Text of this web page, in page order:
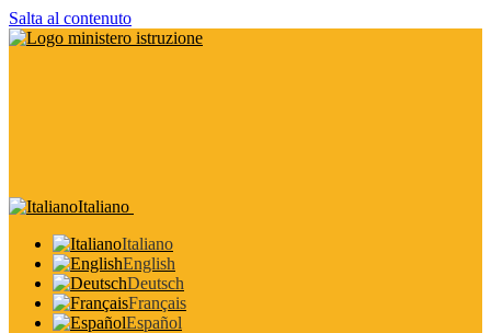
Salta al contenuto
Italiano
Italiano
English
Deutsch
Français
Español